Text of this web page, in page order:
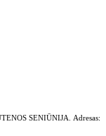
SENIŪNIJA. Adresas: